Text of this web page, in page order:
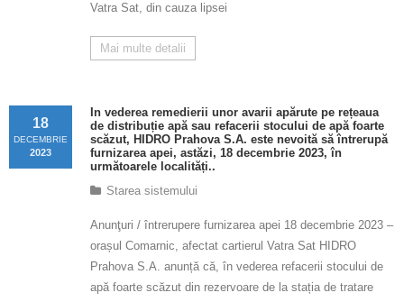
Vatra Sat, din cauza lipsei
Mai multe detalii
In vederea remedierii unor avarii apărute pe rețeaua
de distribuție apă sau refacerii stocului de apă foarte
scăzut, HIDRO Prahova S.A. este nevoită să întrerupă
furnizarea apei, astăzi, 18 decembrie 2023, în
următoarele localități..
18
DECEMBRIE
2023
Starea sistemului
Anunţuri / întrerupere furnizarea apei 18 decembrie 2023 –
orașul Comarnic, afectat cartierul Vatra Sat HIDRO
Prahova S.A. anunță că, în vederea refacerii stocului de
apă foarte scăzut din rezervoare de la stația de tratare